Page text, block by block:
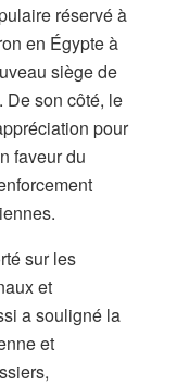
réservé à
en Égypte à
siège de
De son côté, le
pour
faveur du
sur les
et
a souligné la
et